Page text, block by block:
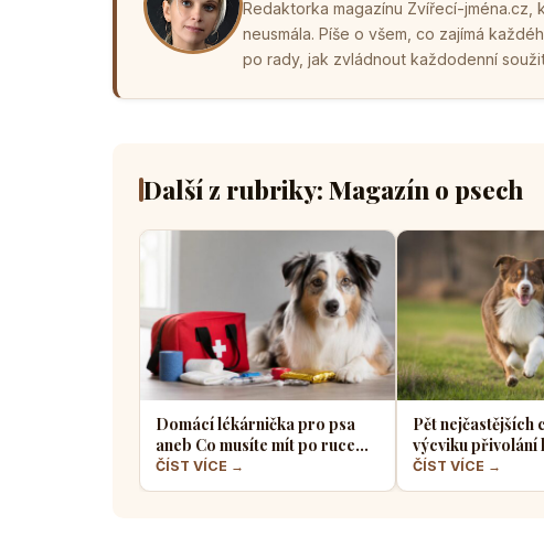
Redaktorka magazínu Zvířecí-
neusmála. Píše o všem, co zajímá
po rady, jak zvládnout každodenní
Další z rubriky: Magazín o psech
Domácí lékárnička pro psa
aneb Co musíte mít po ruce
pro případ nouze
ČÍST VÍCE →
Pět nejčastějších
výcviku přivolání
většina pejskařů
ČÍST VÍCE →